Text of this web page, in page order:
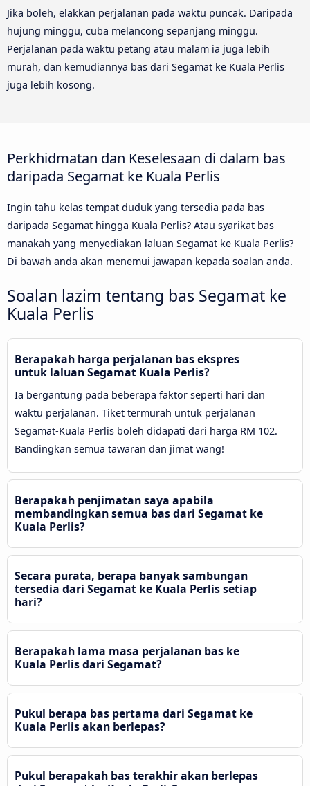
Jika boleh, elakkan perjalanan pada waktu puncak. Daripada
hujung minggu, cuba melancong sepanjang minggu.
Perjalanan pada waktu petang atau malam ia juga lebih
murah, dan kemudiannya bas dari Segamat ke Kuala Perlis
juga lebih kosong.
Perkhidmatan dan Keselesaan di dalam bas
daripada Segamat ke Kuala Perlis
Ingin tahu kelas tempat duduk yang tersedia pada bas
daripada Segamat hingga Kuala Perlis? Atau syarikat bas
manakah yang menyediakan laluan Segamat ke Kuala Perlis?
Di bawah anda akan menemui jawapan kepada soalan anda.
Soalan lazim tentang bas Segamat ke
Kuala Perlis
Berapakah harga perjalanan bas ekspres
untuk laluan Segamat Kuala Perlis?
Ia bergantung pada beberapa faktor seperti hari dan
waktu perjalanan. Tiket termurah untuk perjalanan
Segamat-Kuala Perlis boleh didapati dari harga RM 102.
Bandingkan semua tawaran dan jimat wang!
Berapakah penjimatan saya apabila
membandingkan semua bas dari Segamat ke
Kuala Perlis?
Secara purata, berapa banyak sambungan
tersedia dari Segamat ke Kuala Perlis setiap
hari?
Berapakah lama masa perjalanan bas ke
Kuala Perlis dari Segamat?
Pukul berapa bas pertama dari Segamat ke
Kuala Perlis akan berlepas?
Pukul berapakah bas terakhir akan berlepas